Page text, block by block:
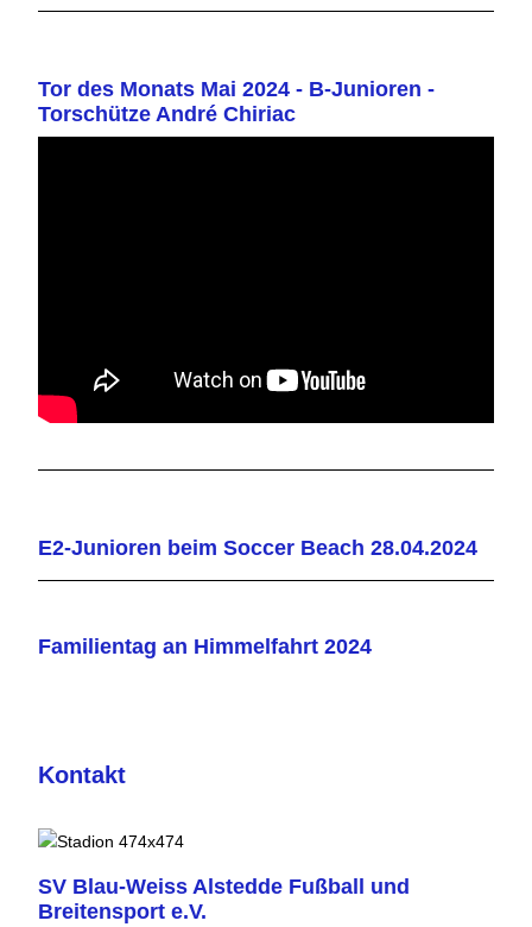
Tor des Monats Mai 2024 - B-Junioren -
Torschütze André Chiriac
E2-Junioren beim Soccer Beach 28.04.2024
Familientag an Himmelfahrt 2024
Kontakt
SV Blau-Weiss Alstedde Fußball und
Breitensport e.V.